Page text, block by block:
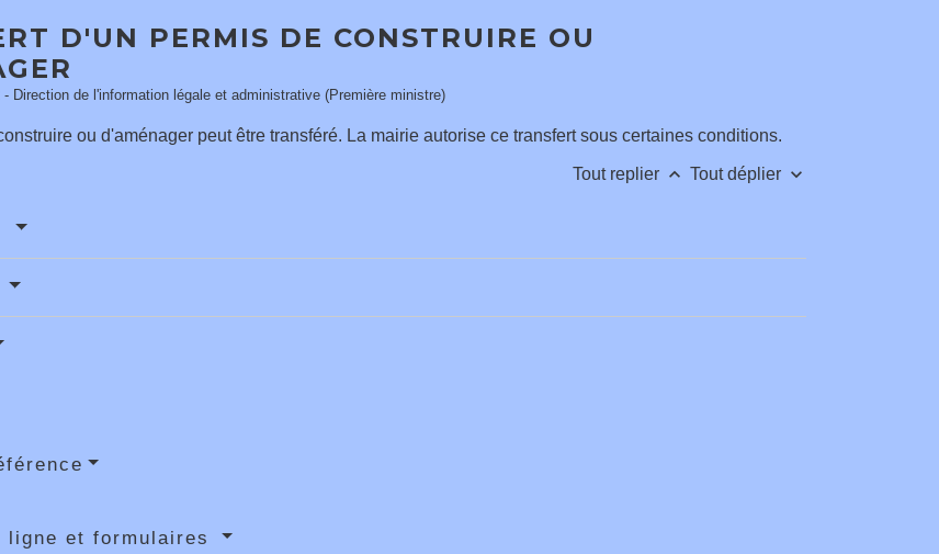
D'UN PERMIS DE CONSTRUIRE OU
Direction de l'information légale et administrative (Première ministre)
ou d'aménager peut être transféré. La mairie autorise ce transfert sous certaines conditions.
Tout replier keyboard_arrow_up Tout déplier keyboard_arrow_down
ligne et formulaires